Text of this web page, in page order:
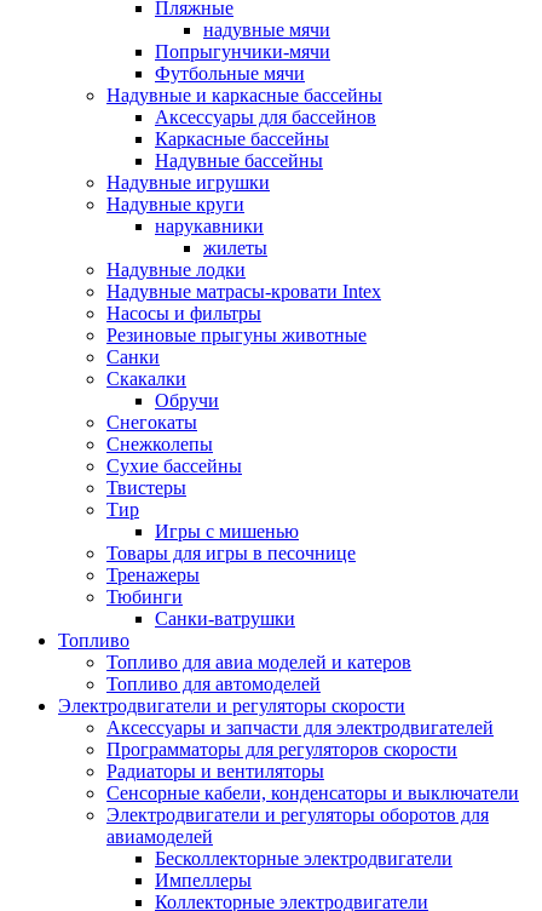
Пляжные
надувные мячи
Попрыгунчики-мячи
Футбольные мячи
Надувные и каркасные бассейны
Аксессуары для бассейнов
Каркасные бассейны
Надувные бассейны
Надувные игрушки
Надувные круги
нарукавники
жилеты
Надувные лодки
Надувные матрасы-кровати Intex
Насосы и фильтры
Резиновые прыгуны животные
Санки
Скакалки
Обручи
Снегокаты
Снежколепы
Сухие бассейны
Твистеры
Тир
Игры с мишенью
Товары для игры в песочнице
Тренажеры
Тюбинги
Санки-ватрушки
Топливо
Топливо для авиа моделей и катеров
Топливо для автомоделей
Электродвигатели и регуляторы скорости
Аксессуары и запчасти для электродвигателей
Программаторы для регуляторов скорости
Радиаторы и вентиляторы
Сенсорные кабели, конденсаторы и выключатели
Электродвигатели и регуляторы оборотов для
авиамоделей
Бесколлекторные электродвигатели
Импеллеры
Коллекторные электродвигатели